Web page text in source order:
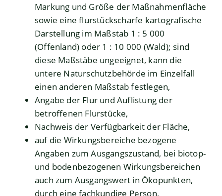
Markung und Größe der Maßnahmenfläche
sowie eine flurstückscharfe kartografische
Darstellung im Maßstab 1 : 5 000
(Offenland) oder 1 : 10 000 (Wald); sind
diese Maßstäbe ungeeignet, kann die
untere Naturschutzbehörde im Einzelfall
einen anderen Maßstab festlegen,
Angabe der Flur und Auflistung der
betroffenen Flurstücke,
Nachweis der Verfügbarkeit der Fläche,
auf die Wirkungsbereiche bezogene
Angaben zum Ausgangszustand, bei biotop-
und bodenbezogenen Wirkungsbereichen
auch zum Ausgangswert in Ökopunkten,
durch eine fachkundige Person,